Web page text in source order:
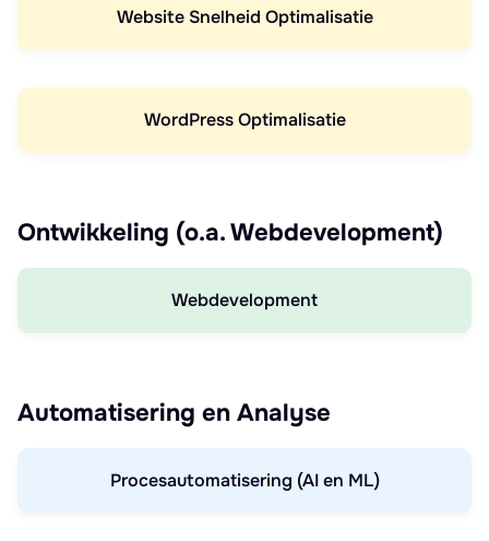
Website Snelheid Optimalisatie
WordPress Optimalisatie
Ontwikkeling (o.a. Webdevelopment)
Webdevelopment
Automatisering en Analyse
Procesautomatisering (AI en ML)